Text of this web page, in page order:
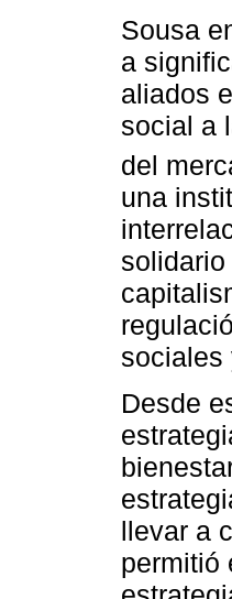
Sousa
a
aliados
social a
del
una
sociales
Desde
llevar a
permitió